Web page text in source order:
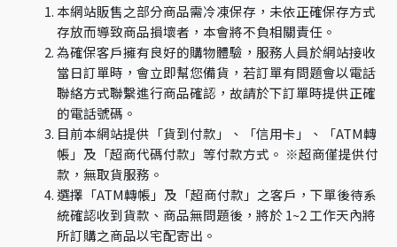
本網站販售之部分商品需冷凍保存，未依正確保存方式
存放而導致商品損壞者，本會將不負相關責任。
為確保客戶擁有良好的購物體驗，服務人員於網站接收
當日訂單時，會立即幫您備貨，若訂單有問題會以電話
聯絡方式聯繫進行商品確認，故請於下訂單時提供正確
的電話號碼。
目前本網站提供「貨到付款」、「信用卡」、「ATM轉
帳」及「超商代碼付款」等付款方式。 ※超商僅提供付
款，無取貨服務。
選擇「ATM轉帳」及「超商付款」之客戶，下單後待系
統確認收到貨款、商品無問題後，將於 1~2 工作天內將
所訂購之商品以宅配寄出。